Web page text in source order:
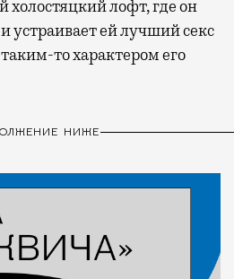
холостяцкий лофт, где он
устраивает ей лучший секс
то характером его
НИЖЕ